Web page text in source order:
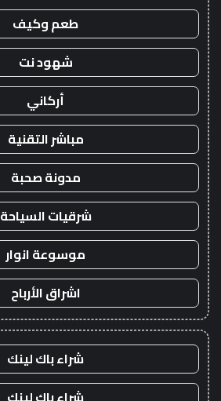
طعم وكيف
شهود نت
أركاني
مباشر التقنية
مدونة صحبة
شرقيات السياحة
موسوعة انوار
اشراق الأرباح
شراء باك لينك